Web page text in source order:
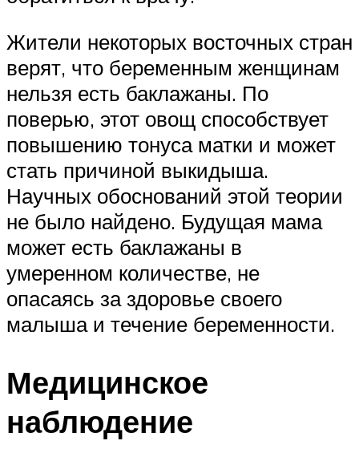
Жители некоторых восточных стран
верят, что беременным женщинам
нельзя есть баклажаны. По
поверью, этот овощ способствует
повышению тонуса матки и может
стать причиной выкидыша.
Научных обоснований этой теории
не было найдено. Будущая мама
может есть баклажаны в
умеренном количестве, не
опасаясь за здоровье своего
малыша и течение беременности.
Медицинское
наблюдение